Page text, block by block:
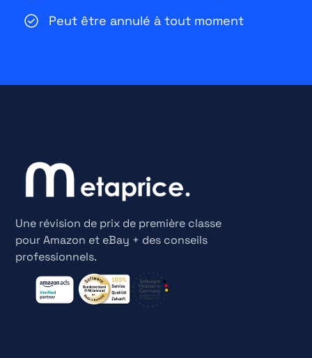
Peut être annulé à tout moment
Une révision de prix de première classe
pour Amazon et eBay + des conseils
professionnels.